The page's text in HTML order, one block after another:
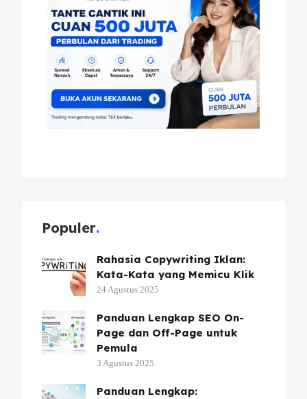
Populer
Rahasia Copywriting Iklan:
Kata-Kata yang Memicu Klik
24 Agustus 2025
Panduan Lengkap SEO On-
Page dan Off-Page untuk
Pemula
3 Agustus 2025
Panduan Lengkap: